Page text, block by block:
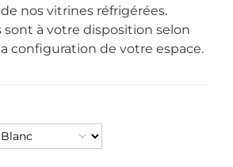
nos vitrines réfrigérées.
sont à votre disposition selon
configuration de votre espace.